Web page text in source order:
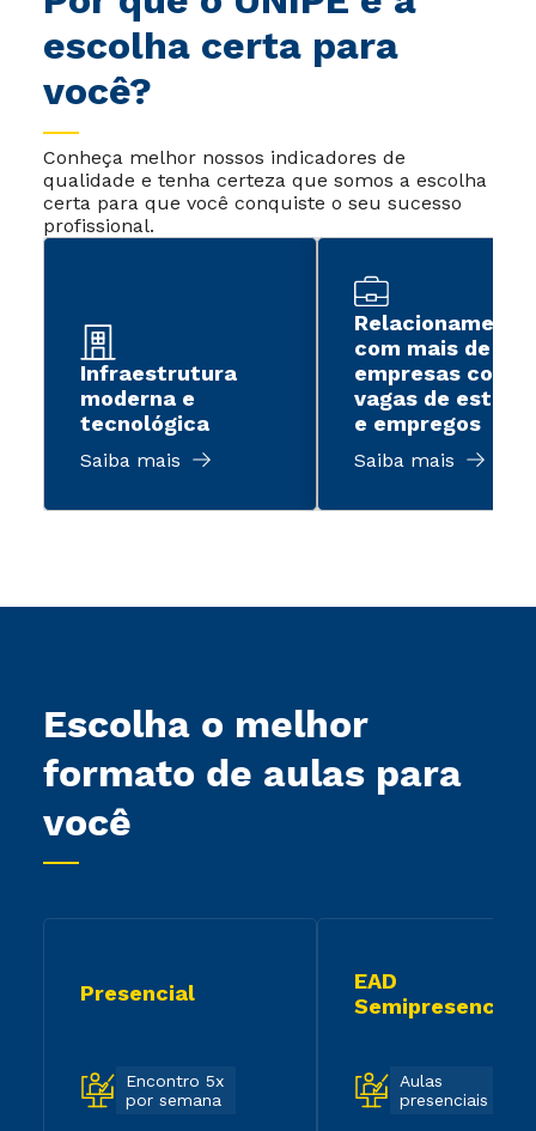
escolha certa para
você?
Conheça melhor nossos indicadores de
qualidade e tenha certeza que somos a escolha
certa para que você conquiste o seu sucesso
profissional.
Infraestrutura
moderna e
tecnológica
Saiba mais
Relacionamento
com mais de 2
empresas com
vagas de estágio
e empregos
Saiba mais
Escolha o melhor
formato de aulas para
você
Presencial
Encontro 5x
por semana
EAD
Semipresencial
Aulas
presenciais